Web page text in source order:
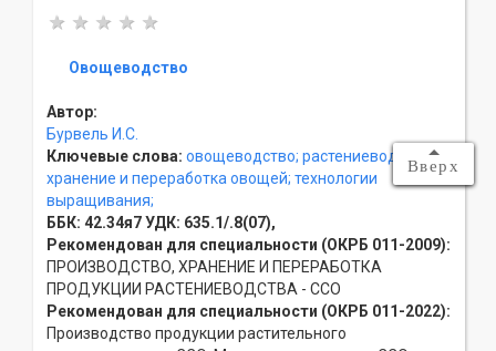
Овощеводство
Автор:
Бурвель И.С.
Ключевые слова: овощеводство; растениеводство;
хранение и переработка овощей; технологии
выращивания;
ББК: 42.34я7УДК: 635.1/.8(07),
Рекомендован для специальности (ОКРБ 011-2009):
ПРОИЗВОДСТВО, ХРАНЕНИЕ И ПЕРЕРАБОТКА
ПРОДУКЦИИ РАСТЕНИЕВОДСТВА - ССO
Рекомендован для специальности (ОКРБ 011-2022):
Производство продукции растительного
Вверх